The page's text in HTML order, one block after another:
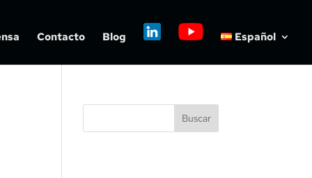
Contacto Blog Español
Buscar